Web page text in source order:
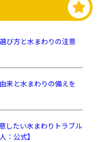
び方と水まわりの注意
来と水まわりの備えを
したい水まわりトラブル
：公式】